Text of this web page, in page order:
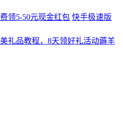
快手极速版